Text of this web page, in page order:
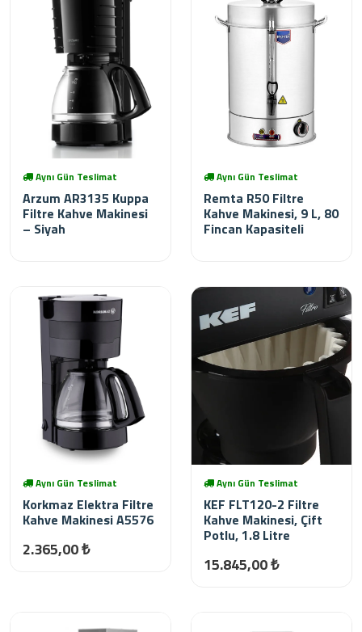
Aynı Gün Teslimat
Arzum AR3135 Kuppa
Filtre Kahve Makinesi
– Siyah
Aynı Gün Teslimat
Remta R50 Filtre
Kahve Makinesi, 9 L, 80
Fincan Kapasiteli
Aynı Gün Teslimat
Korkmaz Elektra Filtre
Kahve Makinesi A5576
2.365,00 ₺
Aynı Gün Teslimat
KEF FLT120-2 Filtre
Kahve Makinesi, Çift
Potlu, 1.8 Litre
15.845,00 ₺